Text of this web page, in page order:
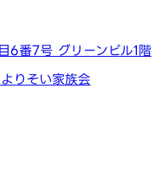
6番7号 グリーンビル1階
りそい家族会